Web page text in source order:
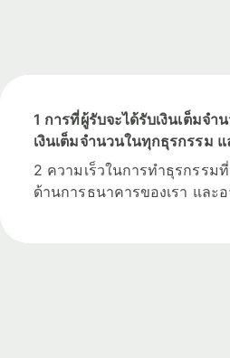
1 การที่ผู้รับจะได้รับเงินเต็มจ
เงินเต็มจำนวนในทุกธุรกรรม
2 ความเร็วในการทำธุรกรร
ด้านการธนาคารของเรา แล